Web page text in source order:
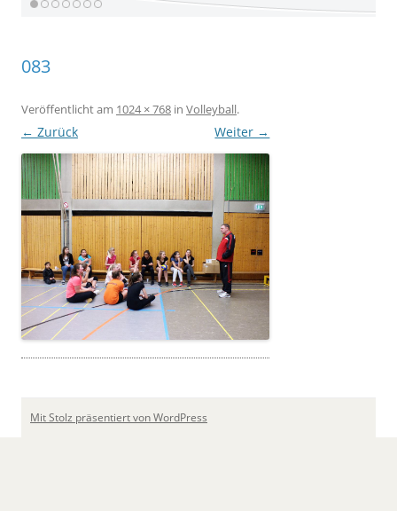
083
Veröffentlichtam 1024 × 768 in Volleyball.
← Zurück Weiter →
Mit Stolz präsentiert von WordPress